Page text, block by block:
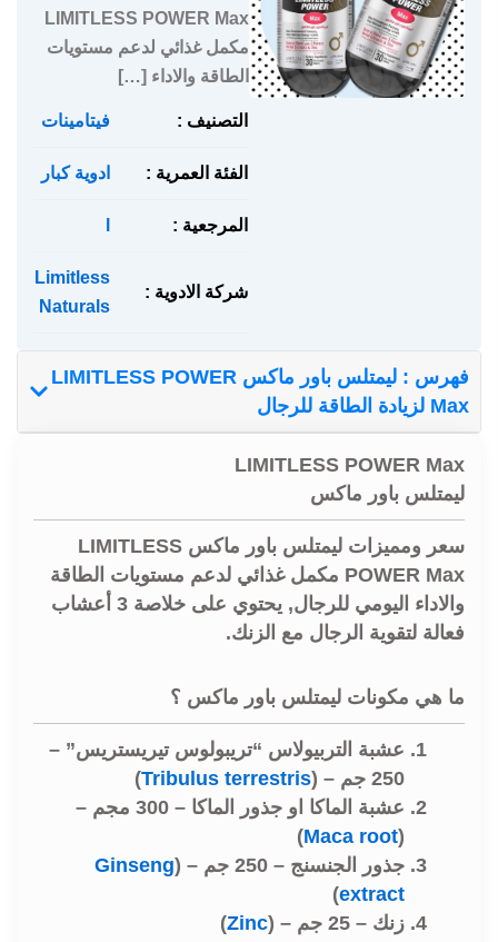
LIMITLESS POWER Max
مكمل غذائي لدعم مستويات
الطاقة والاداء […]
التصنيف : فيتامينات
الفئة العمرية : ادوية كبار
المرجعية :
شركة الادوية :
Limitless
Naturals
فهرس : ليمتلس باور ماكس LIMITLESS POWER
Max لزيادة الطاقة للرجال
LIMITLESS POWER Max
ليمتلس باور ماكس
سعر ومميزات ليمتلس باور ماكس LIMITLESS
POWER Max مكمل غذائي لدعم مستويات الطاقة
والاداء اليومي للرجال, يحتوي على خلاصة 3 أعشاب
فعالة لتقوية الرجال مع الزنك.
ما هي مكونات ليمتلس باور ماكس ؟
عشبة التربيولاس “تريبولوس تيريستريس” –
250 جم – (
Tribulus terrestris
)
عشبة الماكا او جذور الماكا – 300 مجم –
(
Maca root
)
جذور الجنسنج – 250 جم – (
Ginseng
extract
)
زنك – 25 جم – (
Zinc
)